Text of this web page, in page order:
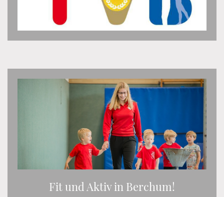
Fit und Aktiv in Berchum!